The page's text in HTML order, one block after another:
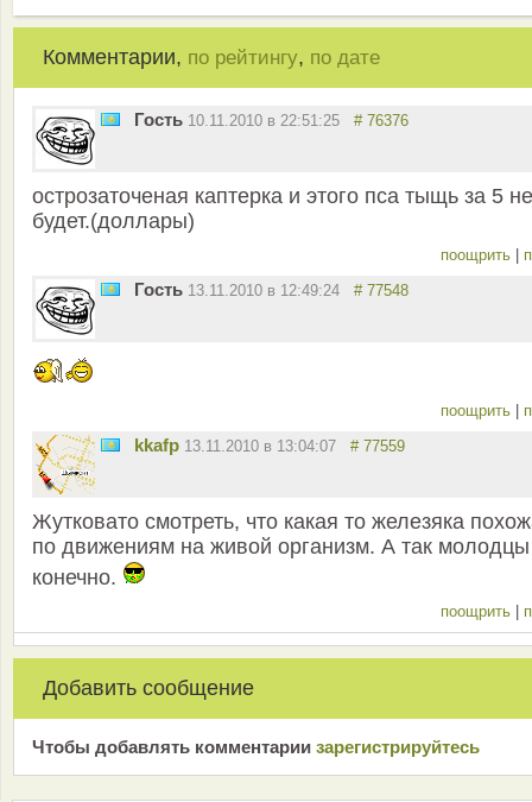
Комментарии, по рейтингу, по дате
Гость 10.11.2010 в 22:51:25 # 76376
острозаточеная каптерка и этого пса тыщь за 5 не
будет.(доллары)
поощрить
Гость 13.11.2010 в 12:49:24 # 77548
поощрить
kkafp 13.11.2010 в 13:04:07 # 77559
Жутковато смотреть, что какая то железяка
по движениям на живой организм. А так молодцы
конечно.
поощрить
Добавить сообщение
Чтобы добавлять комментарии зарeгиcтрирyйтeсь